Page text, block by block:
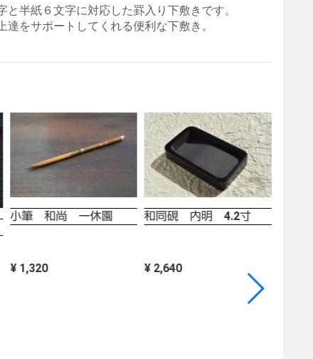
と半紙６文字に対応した罫入り下敷きです。
達をサポートしてくれる便利な下敷き。
小筆 和尚 一休園
¥ 1,320
和同硯 内明 4.2寸
¥ 2,640